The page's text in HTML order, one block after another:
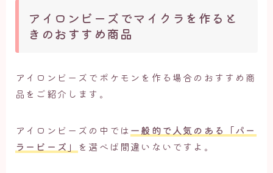
アイロンビーズでマイクラを作ると
きのおすすめ商品
アイロンビーズでポケモンを作る場合のおすすめ商
品をご紹介します。
アイロンビーズの中では一般的で人気のある「パー
ラービーズ」 を選べば間違いないですよ。